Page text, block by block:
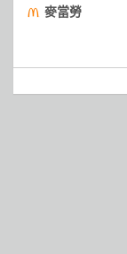
麥克鷄塊
麥當勞